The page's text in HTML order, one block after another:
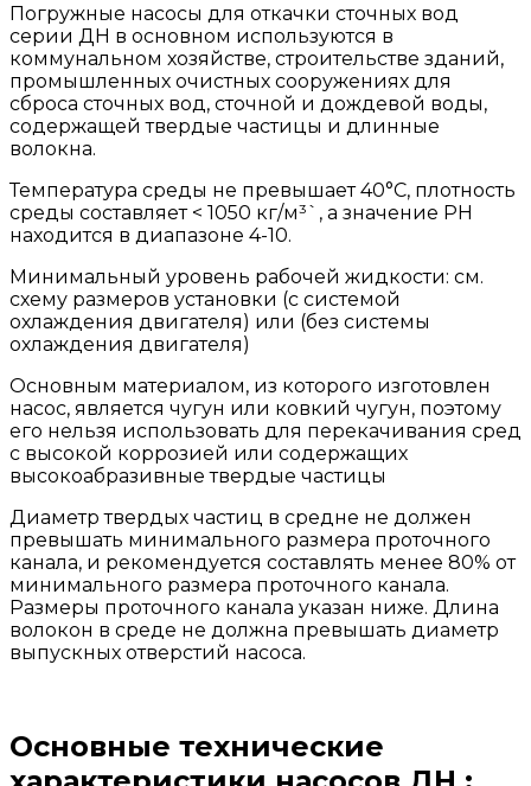
Погружные насосы для откачки сточных вод
серии ДН в основном используются в
коммунальном хозяйстве, строительстве зданий,
промышленных очистных сооружениях для
сброса сточных вод, сточной и дождевой воды,
содержащей твердые частицы и длинные
волокна.
Температура среды нe превышает 40°C, плотность
среды составляет < 1050 кг/м³`, а значение РН
находится в диапазоне 4-10.
Минимальный уровень рабочей жидкости: см.
схему размеров установки (с системой
охлаждения двигателя) или (без системы
охлаждения двигателя)
Основным материалом, из которого изготовлен
насос, является чугун или ковкий чугун, поэтому
его нельзя использовать для перекачивания сред
с высокой коррозией или содержащих
высокоабразивные твердые частицы
Диаметр твердых частиц в средне не должен
превышать минимального размера проточного
канала, и рекомендуется составлять менее 80% от
минимального размера проточного канала.
Размеры проточного канала указан ниже. Длина
волокон в среде не должна превышать диаметр
выпускных отверстий насоса.
Основные технические